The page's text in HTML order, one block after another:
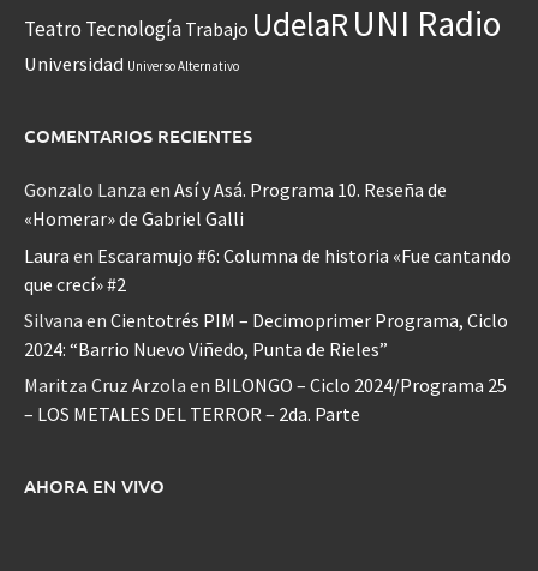
Teatro Tecnología Trabajo UdelaRUNI Radio
Universidad Universo Alternativo
COMENTARIOS RECIENTES
Gonzalo Lanza en Así y Asá. Programa 10. Reseña de
«Homerar» de Gabriel Galli
Laura en Escaramujo #6: Columna de historia «Fue cantando
que crecí» #2
Silvana en Cientotrés PIM – Decimoprimer Programa, Ciclo
2024: “Barrio Nuevo Viñedo, Punta de Rieles”
Maritza Cruz Arzola en BILONGO – Ciclo 2024/Programa 25
– LOS METALES DEL TERROR – 2da. Parte
AHORA EN VIVO